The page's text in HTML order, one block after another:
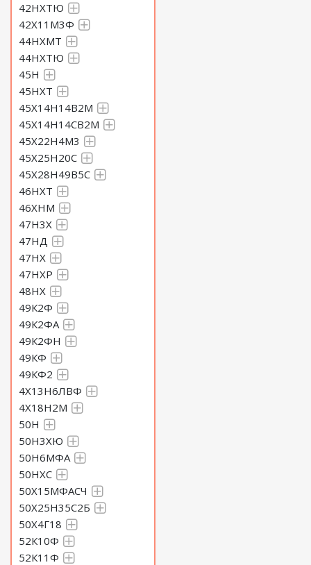
42НХТЮ
42Х11М3Ф
44НХМТ
44НХТЮ
45Н
45НХТ
45Х14Н14В2М
45Х14Н14СВ2М
45Х22Н4М3
45Х25Н20С
45Х28Н49В5С
46НХТ
46ХНМ
47Н3Х
47НД
47НХ
47НХР
48НХ
49К2Ф
49К2ФА
49К2ФН
49КФ
49КФ2
4Х13Н6ЛВФ
4Х18Н2М
50Н
50Н3ХЮ
50Н6МФА
50НХС
50Х15МФАСЧ
50Х25Н35С2Б
50Х4Г18
52К10Ф
52К11Ф